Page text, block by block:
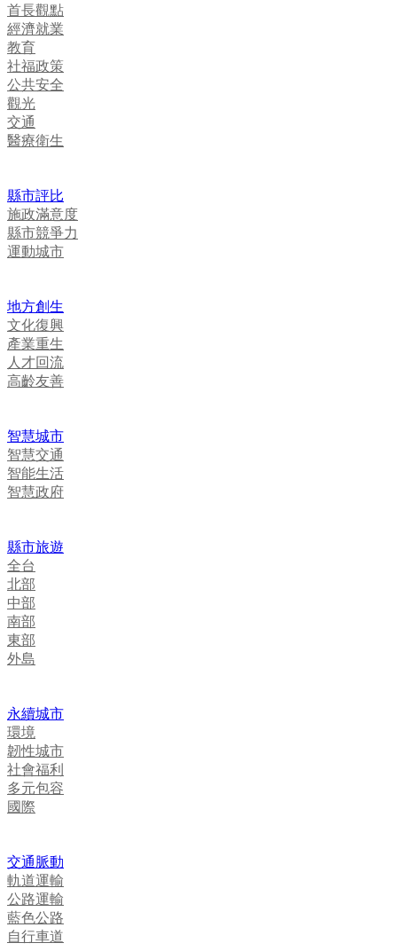
首長觀點
經濟就業
教育
社福政策
公共安全
觀光
交通
醫療衛生
縣市評比
施政滿意度
縣市競爭力
運動城市
地方創生
文化復興
產業重生
人才回流
高齡友善
智慧城市
智慧交通
智能生活
智慧政府
縣市旅遊
全台
北部
中部
南部
東部
外島
永續城市
環境
韌性城市
社會福利
多元包容
國際
交通脈動
軌道運輸
公路運輸
藍色公路
自行車道